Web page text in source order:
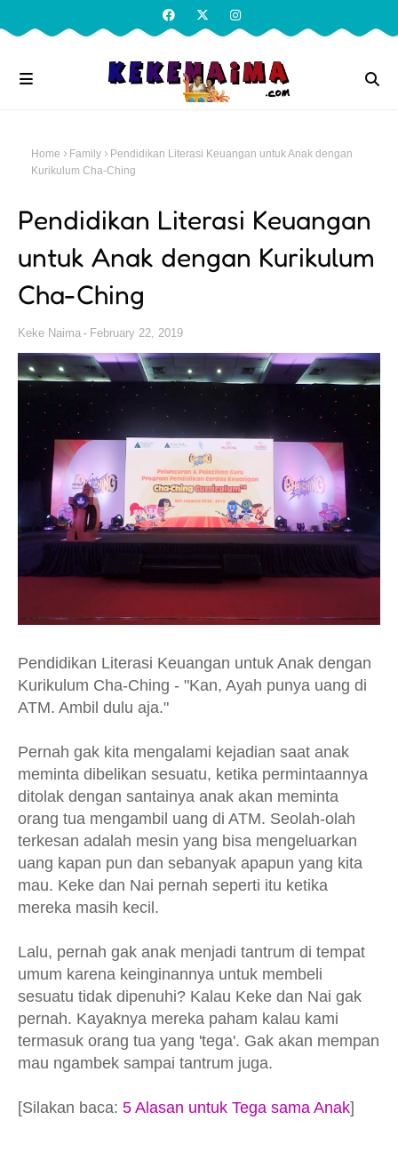
Home Family
Pendidikan Literasi Keuangan untuk Anak dengan
Kurikulum Cha-Ching
Pendidikan Literasi Keuangan
untuk Anak dengan Kurikulum
Cha-Ching
Keke Naima February 22, 2019
Pendidikan Literasi Keuangan untuk Anak dengan
Kurikulum Cha-Ching - "Kan, Ayah punya uang di
ATM. Ambil dulu aja."
Pernah gak kita mengalami kejadian saat anak
meminta dibelikan sesuatu, ketika permintaannya
ditolak dengan santainya anak akan meminta
orang tua mengambil uang di ATM. Seolah-olah
terkesan adalah mesin yang bisa mengeluarkan
uang kapan pun dan sebanyak apapun yang kita
mau. Keke dan Nai pernah seperti itu ketika
mereka masih kecil.
Lalu, pernah gak anak menjadi tantrum di tempat
umum karena keinginannya untuk membeli
sesuatu tidak dipenuhi? Kalau Keke dan Nai gak
pernah. Kayaknya mereka paham kalau kami
termasuk orang tua yang 'tega'. Gak akan mempan
mau ngambek sampai tantrum juga.
[Silakan baca: 5 Alasan untuk Tega sama Anak]